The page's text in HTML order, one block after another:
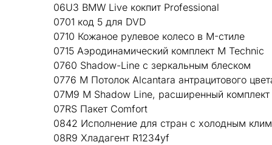
06U3 BMW Live кокпит Professional
0701 код 5 для DVD
0710 Кожаное рулевое колесо в M-стиле
0715 Аэродинамический комплект M Technic
0760 Shadow-Line с зеркальным блеском
0776 M Потолок Alcantara антрацитового
07M9 M Shadow Line, расширенный комплект
07RS Пакет Comfort
0842 Исполнение для стран с холодным
08R9 Хладагент R1234yf